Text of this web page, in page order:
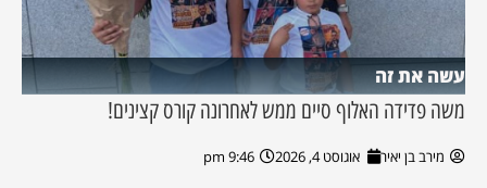
עשה את זה
משה פדידה האלוף סיים ממש לאחרונה קורס קצינים!
מירב בן יאיר אוגוסט 4, 2026 9:46 pm